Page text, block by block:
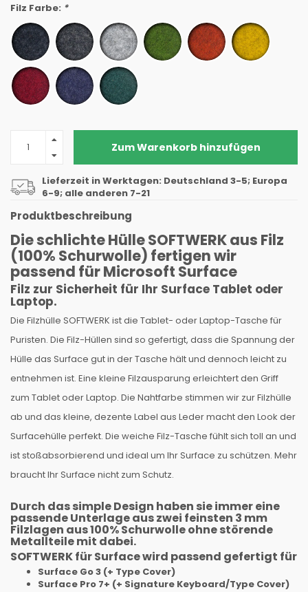
Filz Farbe: *
Zum Warenkorb hinzufügen
Lieferzeit in Werktagen: Deutschland 3-5; Europa
6-9; alle anderen 7-21
Produktbeschreibung
Die schlichte Hülle SOFTWERK aus Filz
(100% Schurwolle) fertigen wir
passend für Microsoft Surface
Filz zur Sicherheit für Ihr Surface Tablet oder
Laptop.
Die Filzhülle SOFTWERK ist die Tablet- oder Laptop-Tasche für
Puristen. Die Filz-Hüllen sind so gefertigt, dass die Spannung der
Hülle das Surface gut in der Tasche hält und dennoch leicht zu
entnehmen ist. Eine kleine Filzausparung erleichtert den Griff
zum Tablet oder Laptop. Die Nahtfarbe stimmen wir zur Filzhülle
ab und das kleine, dezente Label aus Leder macht den Look der
Surfacehülle perfekt. Die weiche Filz-Tasche fühlt sich toll an und
ist stoßabsorbierend und ideal um Ihr Surface zu schützen. Mehr
braucht Ihr Surface nicht zum Schutz.
Durch das simple Design haben sie immer eine
passende Unterlageaus zwei feinsten 3 mm
Filzlagen aus 100% Schurwolle ohne störende
Metallteile mit dabei.
SOFTWERK für Surface wird passend gefertigt für
Surface Go 3 (+ Type Cover)
Surface Pro 7+ (+ Signature Keyboard/Type Cover)